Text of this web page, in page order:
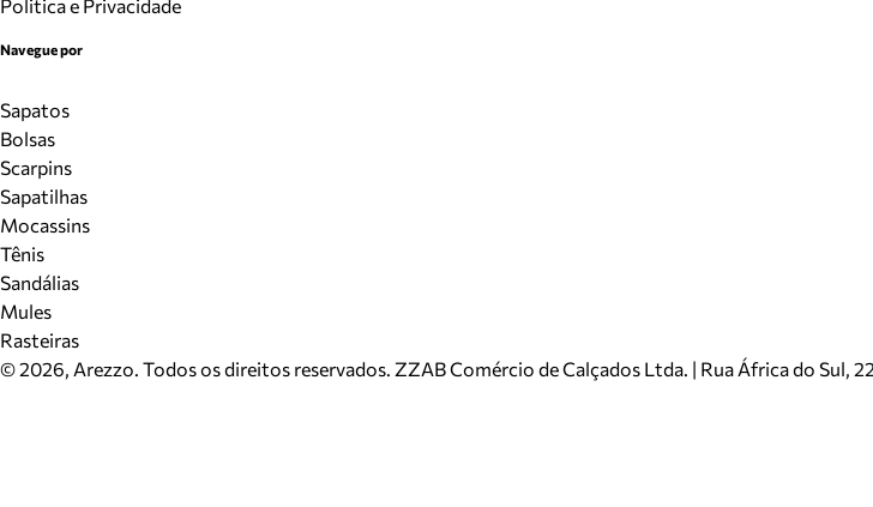
Politica e Privacidade
Navegue por
Sapatos
Bolsas
Scarpins
Sapatilhas
Mocassins
Tênis
Sandálias
Mules
Rasteiras
©2026, Arezzo. Todos os direitos reservados. ZZAB Comércio de Calçados Ltda. | Rua África do Sul,